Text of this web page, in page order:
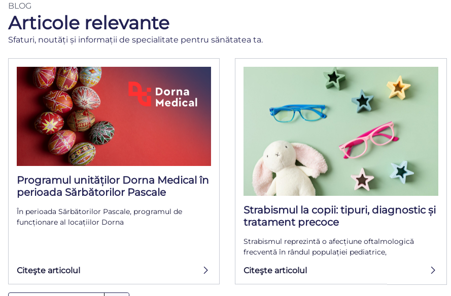
BLOG
Articole relevante
Sfaturi, noutăți și informații de specialitate pentru sănătatea ta.
Programul unităților Dorna Medical în
perioada Sărbătorilor Pascale
În perioada Sărbătorilor Pascale, programul de
funcționare al locațiilor Dorna
Citeşte articolul
Strabismul la copii: tipuri, diagnostic și
tratament precoce
Strabismul reprezintă o afecțiune oftalmologică
frecventă în rândul populației pediatrice,
Citeşte articolul